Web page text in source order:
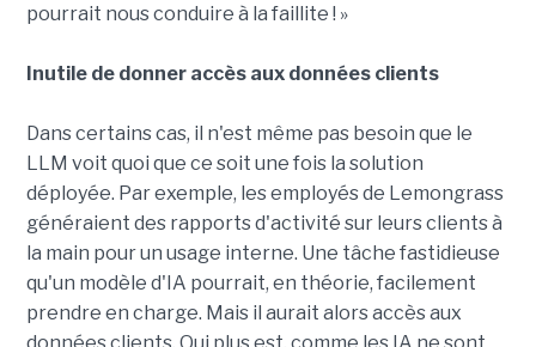
pourrait nous conduire à la faillite ! »
Inutile de donner accès aux données clients
Dans certains cas, il n'est même pas besoin que le
LLM voit quoi que ce soit une fois la solution
déployée. Par exemple, les employés de Lemongrass
généraient des rapports d'activité sur leurs clients à
la main pour un usage interne. Une tâche fastidieuse
qu'un modèle d'IA pourrait, en théorie, facilement
prendre en charge. Mais il aurait alors accès aux